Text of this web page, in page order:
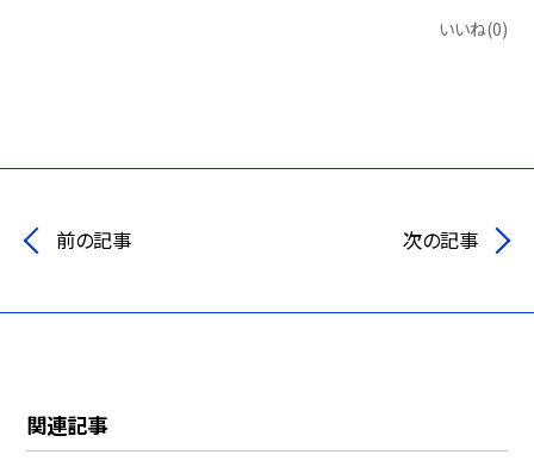
いいね(0)
前の記事 次の記事
関連記事